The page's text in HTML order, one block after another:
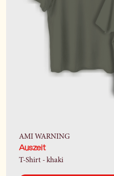
AMI WARNING
Auszeit
T-Shirt - khaki